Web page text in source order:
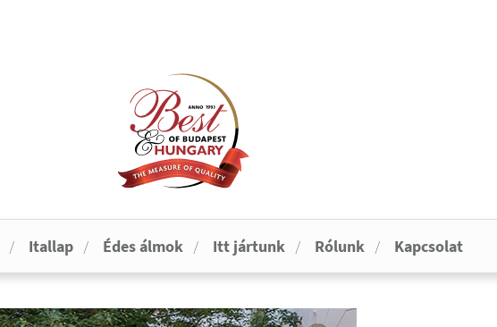
Itallap Édes álmok Itt jártunk Rólunk Kapcsolat